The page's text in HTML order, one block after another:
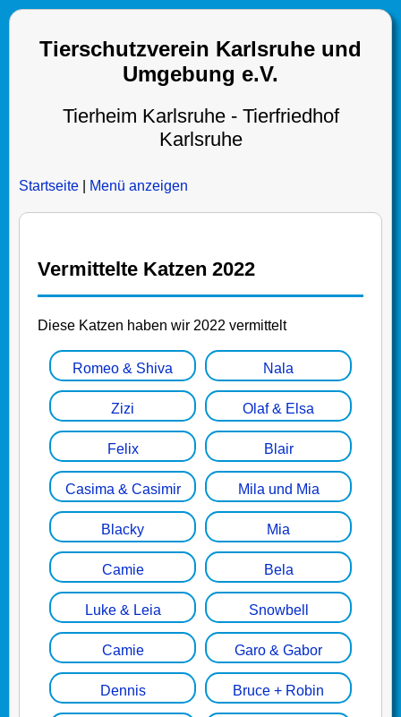
Tierschutzverein Karlsruhe und
Umgebung e.V.
Tierheim Karlsruhe - Tierfriedhof
Karlsruhe
Startseite Menü anzeigen
Vermittelte Katzen 2022
Diese Katzen haben wir 2022 vermittelt
Romeo & Shiva Nala
Zizi Olaf & Elsa
Felix Blair
Casima & Casimir Mila und Mia
Blacky Mia
Camie Bela
Luke & Leia Snowbell
Camie Garo & Gabor
Dennis Bruce + Robin